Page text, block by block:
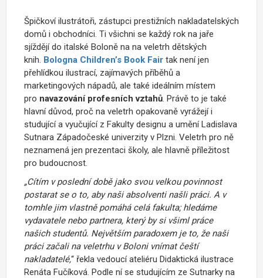
Špičkoví ilustrátoři, zástupci prestižních nakladatelských
domů i obchodníci. Ti všichni se každý rok na jaře
sjíždějí do italské Boloně na na veletrh dětských
knih. Bologna Children’s Book Fair tak není jen
přehlídkou ilustrací, zajímavých příběhů a
marketingových nápadů, ale také ideálním místem
pro navazování profesních vztahů. Právě to je také
hlavní důvod, proč na veletrh opakovaně vyrážejí i
studující a vyučující z Fakulty designu a umění Ladislava
Sutnara Západočeské univerzity v Plzni. Veletrh pro ně
neznamená jen prezentaci školy, ale hlavně příležitost
pro budoucnost.
„Cítím v poslední době jako svou velkou povinnost
postarat se o to, aby naši absolventi našli práci. A v
tomhle jim vlastně pomáhá celá fakulta; hledáme
vydavatele nebo partnera, který by si všiml práce
našich studentů. Největším paradoxem je to, že naši
práci začali na veletrhu v Boloni vnímat čeští
nakladatelé,“ řekla vedoucí ateliéru Didaktická ilustrace
Renáta Fučíková. Podle ní se studujícím ze Sutnarky na